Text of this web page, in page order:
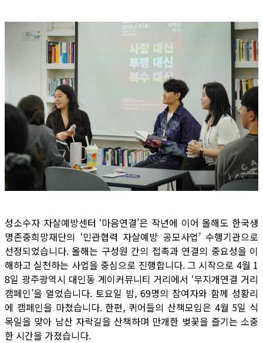
성소수자 자살예방센터 ‘마음연결’은 작년에 이어 올해도 한국생
명존중희망재단의 ‘민관협력 자살예방 공모사업’ 수행기관으로
선정되었습니다. 올해는 구성원 간의 접촉과 연결의 중요성을 이
해하고 실천하는 사업을 중심으로 진행합니다. 그 시작으로 4월 1
8일 광주광역시 대인동 게이커뮤니티 거리에서 ‘무지개연결 거리
캠페인’을 열었습니다. 토요일 밤, 69명의 참여자와 함께 성황리
에 캠페인을 마쳤습니다. 한편, 퀴어들의 산책모임은 4월 5일 식
목일을 맞아 남산 자락길을 산책하며 만개한 벚꽃을 즐기는 소중
한 시간을 가졌습니다.